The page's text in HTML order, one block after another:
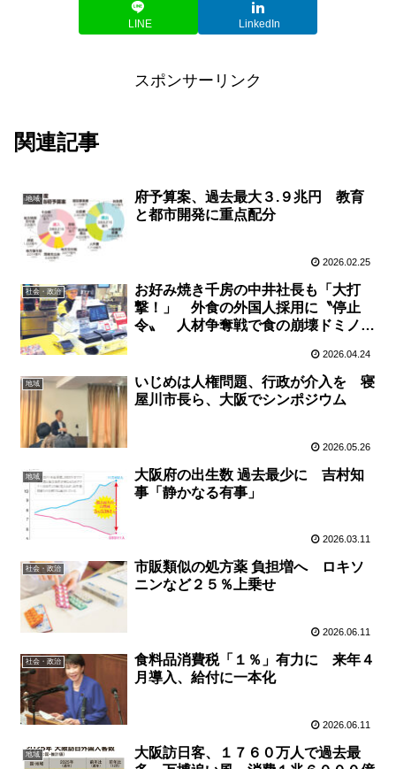
LINE LinkedIn
スポンサーリンク
関連記事
地域
府予算案、過去最大３.９兆円 教育
と都市開発に重点配分
2026.02.25
社会・政治
お好み焼き千房の中井社長も「大打
撃！」 外食の外国人採用に〝停止
令〟 人材争奪戦で食の崩壊ドミノの
2026.04.24
地域
いじめは人権問題、行政が介入を 寝
屋川市長ら、大阪でシンポジウム
2026.05.26
地域
大阪府の出生数 過去最少に 吉村知
事「静かなる有事」
2026.03.11
社会・政治
市販類似の処方薬 負担増へ ロキソ
ニンなど２５％上乗せ
2026.06.11
社会・政治
食料品消費税「１％」有力に 来年４
月導入、給付に一本化
2026.06.11
地域
大阪訪日客、１７６０万人で過去最